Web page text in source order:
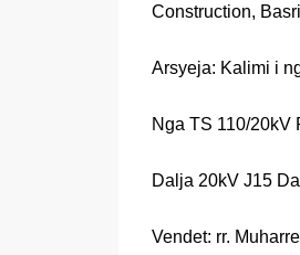
Construction,
Arsyeja: Kalimi i
Nga TS 110/20kV
Dalja 20kV J15
Vendet: rr.